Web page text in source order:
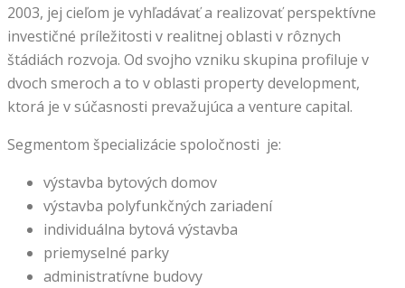
2003, jej cieľom je vyhľadávať a realizovať perspektívne
investičné príležitosti v realitnej oblasti v rôznych
štádiách rozvoja. Od svojho vzniku skupina profiluje v
dvoch smeroch a to v oblasti property development,
ktorá je v súčasnosti prevažujúca a venture capital.
Segmentom špecializácie spoločnosti je:
výstavba bytových domov
výstavba polyfunkčných zariadení
individuálna bytová výstavba
priemyselné parky
administratívne budovy